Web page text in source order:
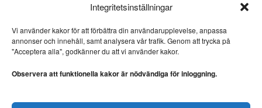
Integritetsinställningar
Vi använder kakor för att förbättra din användarupplevelse, anpassa
annonser och innehåll, samt analysera vår trafik. Genom att trycka på
"Acceptera alla", godkänner du att vi använder kakor.
Observera att funktionella kakor är nödvändiga för inloggning.